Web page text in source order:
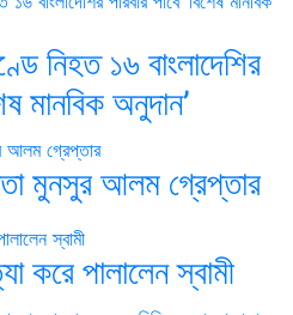
নিহত ১৬ বাংলাদেশির
মানবিক অনুদান’
মুনসুর আলম গ্রেপ্তার
করে পালালেন স্বামী